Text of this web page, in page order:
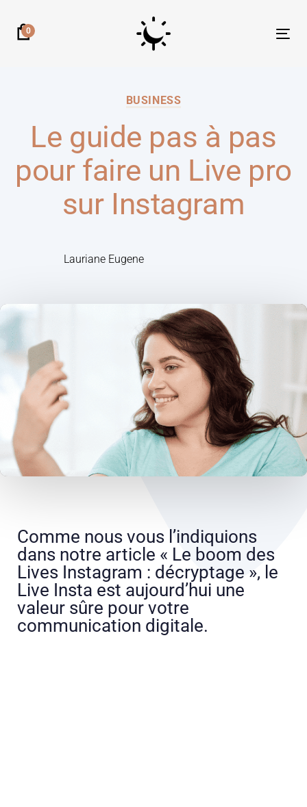
0
BUSINESS
Le guide pas à pas
pour faire un Live pro
sur Instagram
Lauriane Eugene
Comme nous vous l’indiquions
dans notre article « Le boom des
Lives Instagram : décryptage », le
Live Insta est aujourd’hui une
valeur sûre pour votre
communication digitale.